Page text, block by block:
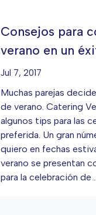
Consejos para
verano en un
Jul 7, 2017
Muchas parejas
de verano. Catering
algunos tips para las
preferida. Un gran
quiero en fechas
verano se presentan
para la celebración de